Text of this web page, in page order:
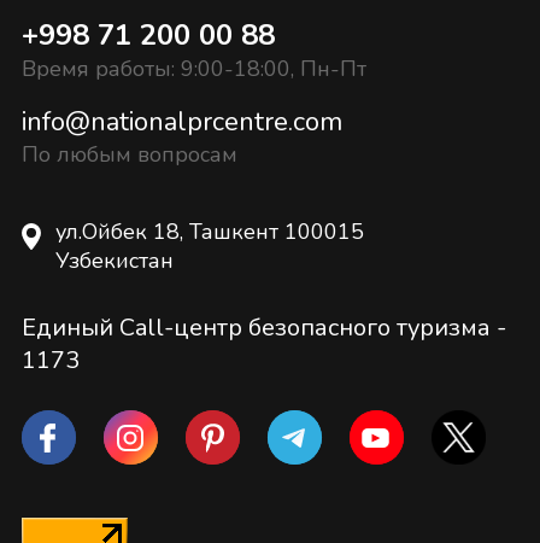
+998 71 200 00 88
Время работы: 9:00-18:00, Пн-Пт
info@nationalprcentre.com
По любым вопросам
ул.Ойбек 18, Ташкент 100015
Узбекистан
Единый Call-центр безопасного туризма -
1173